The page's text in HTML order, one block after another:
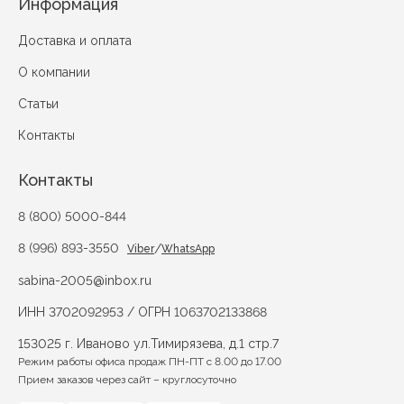
Информация
Доставка и оплата
О компании
Статьи
Контакты
Контакты
8 (800) 5000-844
8 (996) 893-3550 Viber/WhatsApp
sabina-2005@inbox.ru
ИНН 3702092953 / ОГРН 1063702133868
153025 г. Иваново ул.Тимирязева, д.1 стр.7
Режим работы офиса продаж ПН-ПТ с 8.00 до 17.00
Прием заказов через сайт – круглосуточно